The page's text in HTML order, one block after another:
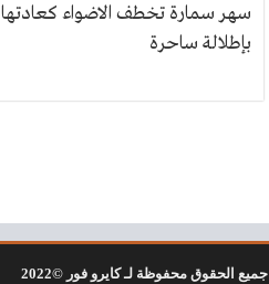
سهر سمارة تخطف الاضواء كعادتها
بإطلالة ساحرة
جميع الحقوق محفوظة لـ كايرو فور ©2022